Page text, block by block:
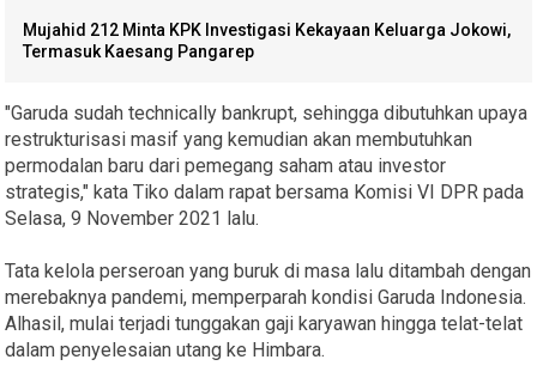
Mujahid 212 Minta KPK Investigasi Kekayaan Keluarga Jokowi,
Termasuk Kaesang Pangarep
"Garuda sudah technically bankrupt, sehingga dibutuhkan upaya
restrukturisasi masif yang kemudian akan membutuhkan
permodalan baru dari pemegang saham atau investor
strategis," kata Tiko dalam rapat bersama Komisi VI DPR pada
Selasa, 9 November 2021 lalu.
Tata kelola perseroan yang buruk di masa lalu ditambah dengan
merebaknya pandemi, memperparah kondisi Garuda Indonesia.
Alhasil, mulai terjadi tunggakan gaji karyawan hingga telat-telat
dalam penyelesaian utang ke Himbara.